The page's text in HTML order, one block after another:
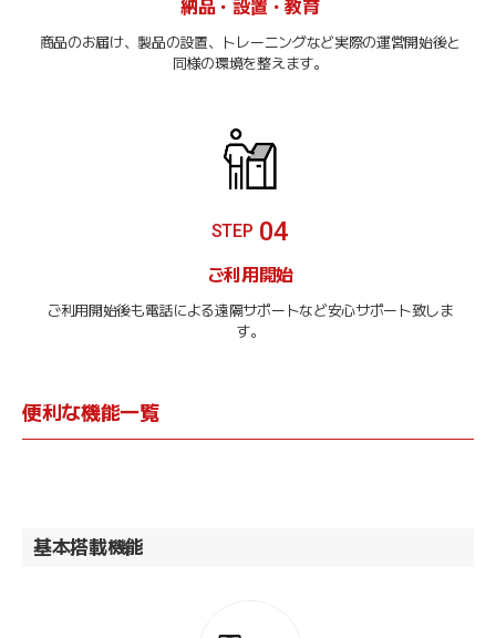
納品・設置・教育
商品のお届け、製品の設置、トレーニングなど実際の運営開始後と
同様の環境を整えます。
STEP 04
ご利用開始
ご利用開始後も電話による遠隔サポートなど安心サポート致しま
す。
便利な機能一覧
基本搭載機能